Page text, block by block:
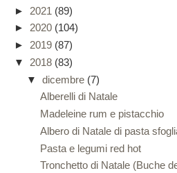
► 2021 (89)
► 2020 (104)
► 2019 (87)
▼ 2018 (83)
▼ dicembre (7)
Alberelli di Natale
Madeleine rum e pistacchio
Albero di Natale di pasta
Pasta e legumi red hot
Tronchetto di Natale (Buche